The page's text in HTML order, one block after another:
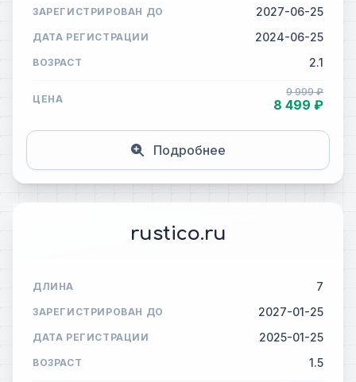
ЗАРЕГИСТРИРОВАН ДО 2027-06-25
ДАТА РЕГИСТРАЦИИ 2024-06-25
ВОЗРАСТ 2.1
ЦЕНА
9 999 ₽
8 499 ₽
Подробнее
rustico.ru
ДЛИНА 7
ЗАРЕГИСТРИРОВАН ДО 2027-01-25
ДАТА РЕГИСТРАЦИИ 2025-01-25
ВОЗРАСТ 1.5